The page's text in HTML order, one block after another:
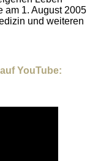
am 1. August 2005
und weiteren
YouTube: